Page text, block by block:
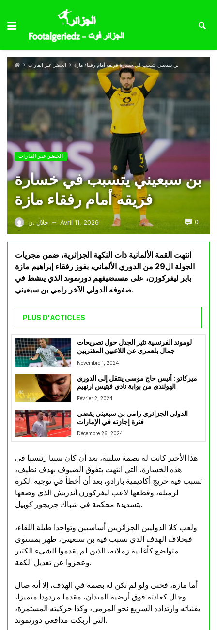
الخضر عبر القارات بن سبعيني يتسبب في خسارة فريقه أمام رفقاء مازة
الخضر عبر القارات
بن سبعيني يتسبب في خسارة
فريقه أمام رفقاء مازة
جلال .ن — Avril 11, 2026 0
انتهت القمة الألمانية ذات النكهة الجزائرية، ضمن مجريات
الجولة ال29 من الدوري الألماني، بفوز رفقاء إبراهيم مازة
باير ليفركوزن، على مستضيفهم دورتموند الذي ينشط في
صفوفه الدولي الآخر رامي بن سبعيني.
PLUS D'ACTICLES
لوموند الفرنسية تثير الجدل حول تصريحات
جمال بلعمري عن اللاعبين المغتربين
Novembre 1, 2024
ميركاتو : أنيس حاج موسى ينتقل إلى الدوري
الهولندي من بوابة نادي فيتيس ارنهيم
Février 2, 2024
الدولي الجزائري رامي بن سبعيني يقضي
فترة إجازته في الإمارات
Décembre 26, 2024
هذا الأخير كانت له بصمة سلبية، بعد أن كان سببا رئيسيا في
هذه الخسارة، التي انتهت بتفوق الضيوف بهدف نظيف،
تسبب فيه خريج أكاديمية بارادو، بعد أن أخطأ في توجيه الكرة
لزميله، وقطعها لاعب ليفركوزن أندريش الذي وضعها
بتسديدة محكمة في شباك جريجور كوبيل.
ولعب كلا الدوليين الجزائريين أساسيين وتواجدا طيلة اللقاء،
فبخلاف الهدف الذي تسبب فيه بن سبعيني، ظهر بمستوى
متواضع كأغلبية زملائه، الذين لم يقدموا الشيء الكثير
وعجزوا عن تعديل الكفة.
أما مازة، فحتى ولو لم تكن له بصمة في الهدف، إلا أنه صال
وجال كعادته فوق أرضية الميدان، مقدما مردودا متميزا،
بفنياته وارتداده السريع نحو المرمى، وكذا حركيته المستمرة،
التي أربكت مدافعي دورتموند.